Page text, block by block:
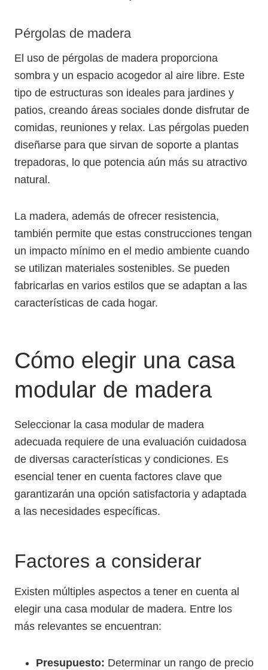
Pérgolas de madera
El uso de pérgolas de madera proporciona
sombra y un espacio acogedor al aire libre. Este
tipo de estructuras son ideales para jardines y
patios, creando áreas sociales donde disfrutar de
comidas, reuniones y relax. Las pérgolas pueden
diseñarse para que sirvan de soporte a plantas
trepadoras, lo que potencia aún más su atractivo
natural.
La madera, además de ofrecer resistencia,
también permite que estas construcciones tengan
un impacto mínimo en el medio ambiente cuando
se utilizan materiales sostenibles. Se pueden
fabricarlas en varios estilos que se adaptan a las
características de cada hogar.
Cómo elegir una casa
modular de madera
Seleccionar la casa modular de madera
adecuada requiere de una evaluación cuidadosa
de diversas características y condiciones. Es
esencial tener en cuenta factores clave que
garantizarán una opción satisfactoria y adaptada
a las necesidades específicas.
Factores a considerar
Existen múltiples aspectos a tener en cuenta al
elegir una casa modular de madera. Entre los
más relevantes se encuentran:
Presupuesto: Determinar un rango de precio